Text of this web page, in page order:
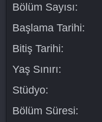
Bölüm Sayısı:
Başlama Tarihi:
Bitiş Tarihi:
Yaş Sınırı:
Stüdyo:
Bölüm Süresi: